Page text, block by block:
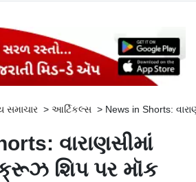
સમાચાર > આર્ટિકલ્સ > News in Shorts:
વારાણસીમાં
ક્રૂઝ શિપ પર મૉક